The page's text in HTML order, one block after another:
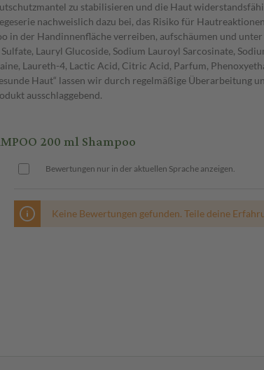
zu stabilisieren und die Haut
nachweislich dazu bei, das Risiko für
in der Handinnenfläche verreiben, aufschäumen und
Lauryl Glucoside, Sodium Lauroyl Sarcosinate,
Laureth-4, Lactic Acid, Citric Acid, Parfum,
Haut“ lassen wir durch regelmäßige Überarbeitung
ausschlaggebend.
200 ml Shampoo
Bewertungen nur in der aktuellen Sprache anzeigen.
Keine Bewertungen gefunden. Teile deine